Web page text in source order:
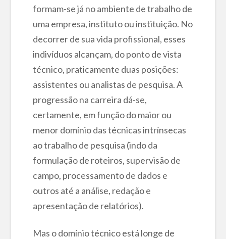
formam-se já no ambiente de trabalho de
uma empresa, instituto ou instituição. No
decorrer de sua vida profissional, esses
indivíduos alcançam, do ponto de vista
técnico, praticamente duas posições:
assistentes ou analistas de pesquisa. A
progressão na carreira dá-se,
certamente, em função do maior ou
menor domínio das técnicas intrínsecas
ao trabalho de pesquisa (indo da
formulação de roteiros, supervisão de
campo, processamento de dados e
outros até a análise, redação e
apresentação de relatórios).
Mas o domínio técnico está longe de